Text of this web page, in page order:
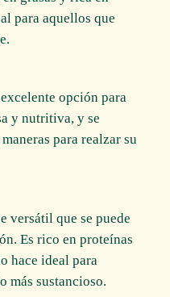
para aquellos que
opción para
y nutritiva, y se
para realzar su
versátil que se puede
Es rico en proteínas
hace ideal para
más sustancioso.